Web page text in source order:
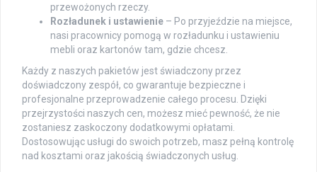
przewożonych rzeczy.
Rozładunek i ustawienie – Po przyjeździe na miejsce,
nasi pracownicy pomogą w rozładunku i ustawieniu
mebli oraz kartonów tam, gdzie chcesz.
Każdy z naszych pakietów jest świadczony przez
doświadczony zespół, co gwarantuje bezpieczne i
profesjonalne przeprowadzenie całego procesu. Dzięki
przejrzystości naszych cen, możesz mieć pewność, że nie
zostaniesz zaskoczony dodatkowymi opłatami.
Dostosowując usługi do swoich potrzeb, masz pełną kontrolę
nad kosztami oraz jakością świadczonych usług.